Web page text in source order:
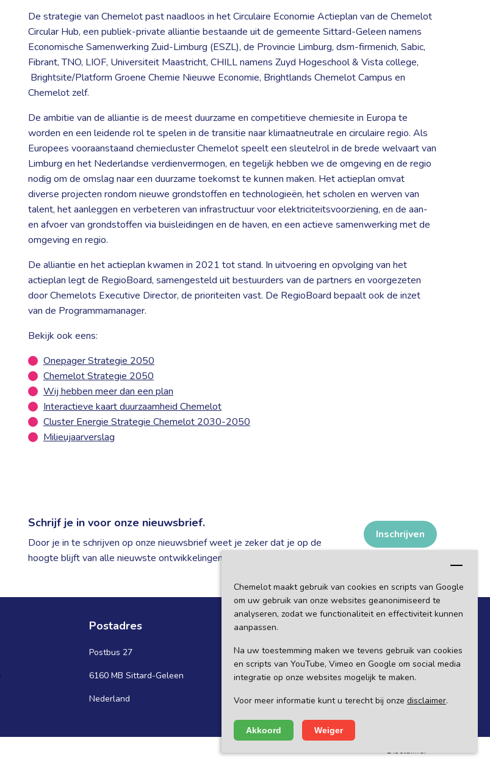
Chemelot maakt gebruik van cookies en scripts van Google
om uw gebruik van onze websites geanonimiseerd te
analyseren, zodat we functionaliteit en effectiviteit kunnen
aanpassen.
Na uw toestemming maken we tevens gebruik van cookies
en scripts van YouTube, Vimeo en Google om social media
integratie op onze websites mogelijk te maken.
Voor meer informatie kunt u terecht bij onze disclaimer.
Akkoord Weiger
De strategie van Chemelot past naadloos in het Circulaire Economie Actieplan van de Chemelot
Circular Hub, een publiek-private alliantie bestaande uit de gemeente Sittard-Geleen namens
Economische Samenwerking Zuid-Limburg (ESZL), de Provincie Limburg, dsm-firmenich, Sabic,
Fibrant, TNO, LIOF, Universiteit Maastricht, CHILL namens Zuyd Hogeschool & Vista college,
Brightsite/Platform Groene Chemie Nieuwe Economie, Brightlands Chemelot Campus en
Chemelot zelf.
De ambitie van de alliantie is de meest duurzame en competitieve chemiesite in Europa te
worden en een leidende rol te spelen in de transitie naar klimaatneutrale en circulaire regio. Als
Europees vooraanstaand chemiecluster Chemelot speelt een sleutelrol in de brede welvaart van
Limburg en het Nederlandse verdienvermogen, en tegelijk hebben we de omgeving en de regio
nodig om de omslag naar een duurzame toekomst te kunnen maken. Het actieplan omvat
diverse projecten rondom nieuwe grondstoffen en technologieën, het scholen en werven van
talent, het aanleggen en verbeteren van infrastructuur voor elektriciteitsvoorziening, en de aan-
en afvoer van grondstoffen via buisleidingen en de haven, en een actieve samenwerking met de
omgeving en regio.
De alliantie en het actieplan kwamen in 2021 tot stand. In uitvoering en opvolging van het
actieplan legt de RegioBoard, samengesteld uit bestuurders van de partners en voorgezeten
door Chemelots Executive Director, de prioriteiten vast. De RegioBoard bepaalt ook de inzet
van de Programmamanager.
Bekijk ook eens:
Onepager Strategie 2050
Chemelot Strategie 2050
Wij hebben meer dan een plan
Interactieve kaart duurzaamheid Chemelot
Cluster Energie Strategie Chemelot 2030-2050
Milieujaarverslag
Schrijf je in voor onze nieuwsbrief.
Door je in te schrijven op onze nieuwsbrief weet je zeker dat je op de
hoogte blijft van alle nieuwste ontwikkelingen!
Inschrijven
Postadres
Postbus 27
6160 MB Sittard-Geleen
Nederland
Volg ons op sociale media
Disclaimer